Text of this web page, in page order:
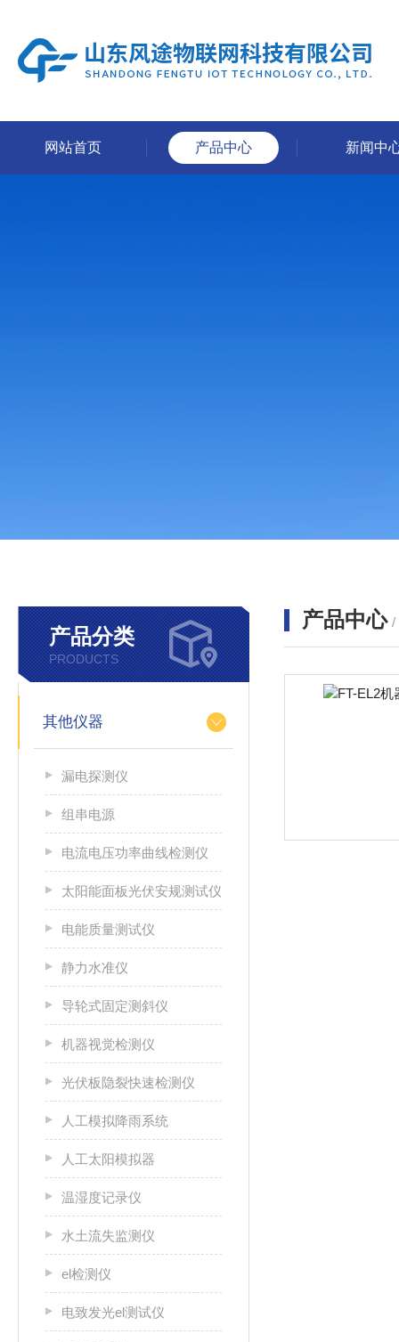
网站首页 产品中心 新闻中
产品分类
PRODUCTS
其他仪器
漏电探测仪
组串电源
电流电压功率曲线检测仪
太阳能面板光伏安规测试仪
电能质量测试仪
静力水准仪
导轮式固定测斜仪
机器视觉检测仪
光伏板隐裂快速检测仪
人工模拟降雨系统
人工太阳模拟器
温湿度记录仪
水土流失监测仪
el检测仪
电致发光el测试仪
产品中心 /